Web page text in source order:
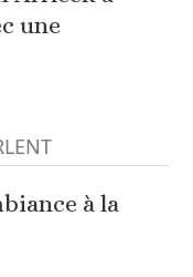
une
à la